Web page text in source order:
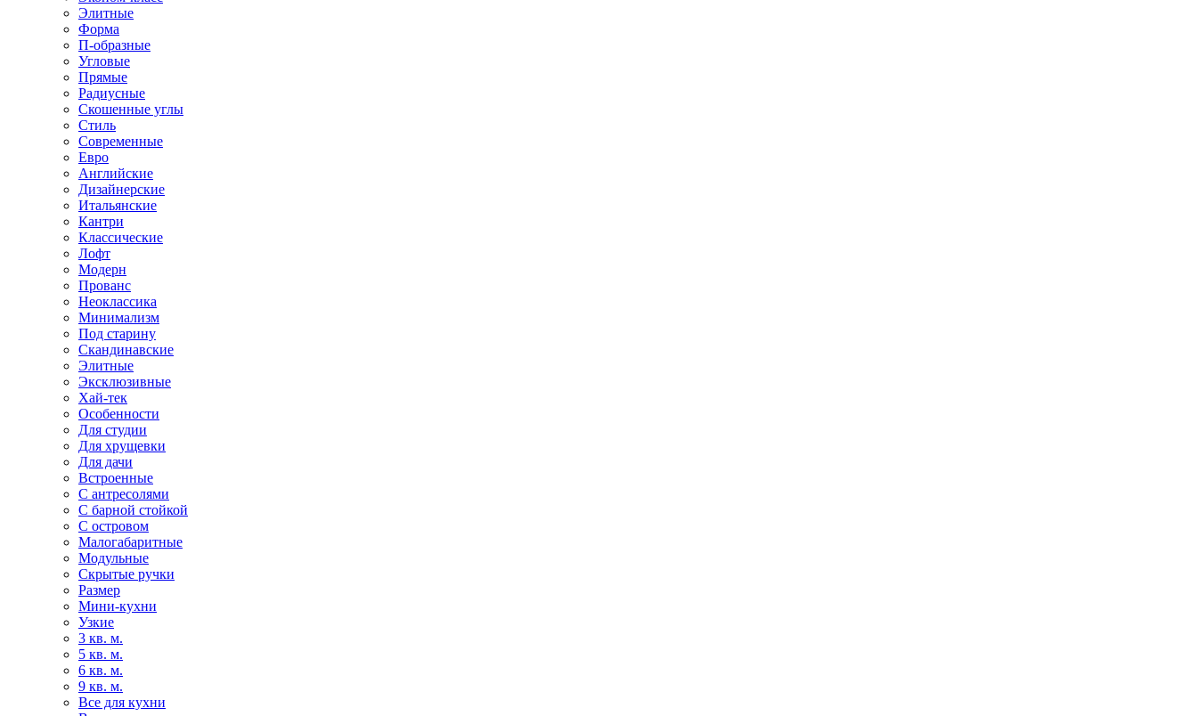
Элитные
Форма
П-образные
Угловые
Прямые
Радиусные
Скошенные углы
Стиль
Современные
Евро
Английские
Дизайнерские
Итальянские
Кантри
Классические
Лофт
Модерн
Прованс
Неоклассика
Минимализм
Под старину
Скандинавские
Элитные
Эксклюзивные
Хай-тек
Особенности
Для студии
Для хрущевки
Для дачи
Встроенные
С антресолями
С барной стойкой
С островом
Малогабаритные
Модульные
Скрытые ручки
Размер
Мини-кухни
Узкие
3 кв. м.
5 кв. м.
6 кв. м.
9 кв. м.
Все для кухни